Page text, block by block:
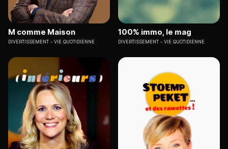
M comme Maison
DIVERTISSEMENT VIE QUOTIDIENNE
100% immo, le mag
DIVERTISSEMENT VIE QUOTIDIENNE